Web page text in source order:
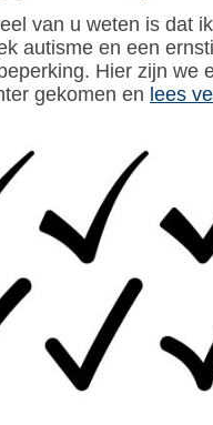
van u weten is dat
autisme en een
Hier zijn we
gekomen en lees